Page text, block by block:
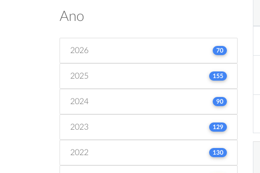
Ano
2026 70
2025 155
2024 90
2023 129
2022 130